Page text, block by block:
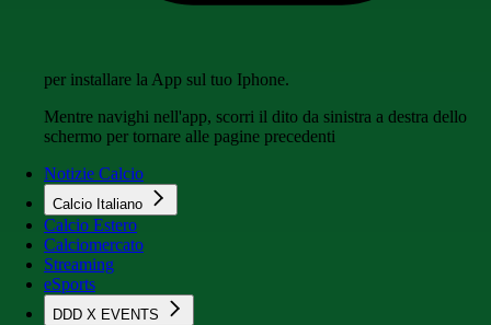
per installare la App sul tuo Iphone.
Mentre navighi nell'app, scorri il dito da sinistra a destra dello
schermo per tornare alle pagine precedenti
Notizie Calcio
Calcio Italiano
Calcio Estero
Calciomercato
Streaming
eSports
DDD X EVENTS